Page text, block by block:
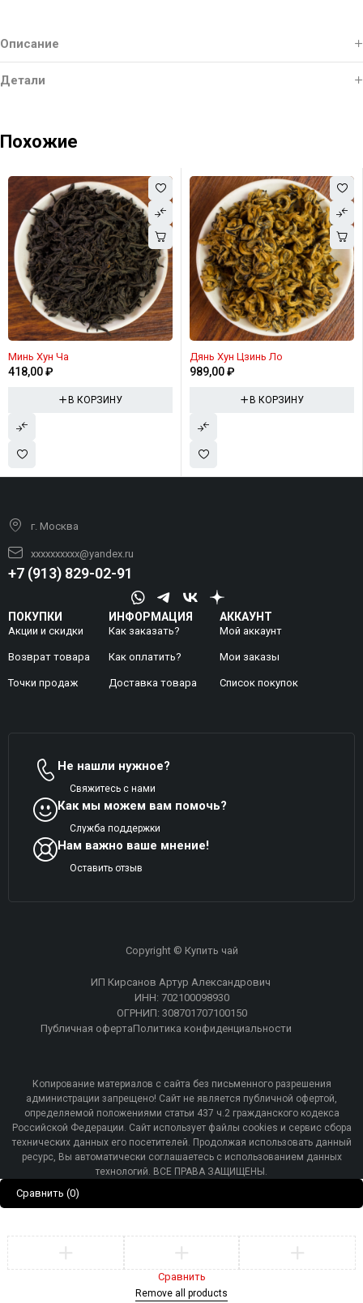
Описание
Детали
Похожие
Минь Хун Ча
418,00₽
В КОРЗИНУ
Дянь Хун Цзинь Ло
989,00₽
В КОРЗИНУ
г. Москва
xxxxxxxxxx@yandex.ru
+7 (913) 829-02-91
ПОКУПКИ
Акции и скидки
Возврат товара
Точки продаж
ИНФОРМАЦИЯ
Как заказать?
Как оплатить?
Доставка товара
АККАУНТ
Мой аккаунт
Mои заказы
Список покупок
Не нашли нужное?
Свяжитесь с нами
Как мы можем вам помочь?
Служба поддержки
Нам важно ваше мнение!
Оставить отзыв
Copyright © Купить чай
ИП Кирсанов Артур Александрович
ИНН: 702100098930
ОГРНИП: 308701707100150
Публичная офертаПолитика конфиденциальности
Копирование материалов с сайта без письменного разрешения
администрации запрещено! Сайт не является публичной офертой,
определяемой положениями статьи 437 ч.2 гражданского кодекса
Российской Федерации. Сайт использует файлы cookies и сервис сбора
технических данных его посетителей. Продолжая использовать данный
ресурс, Вы автоматически соглашаетесь с использованием данных
технологий. ВСЕ ПРАВА ЗАЩИЩЕНЫ.
Сравнить (0)
Сравнить
Remove all products